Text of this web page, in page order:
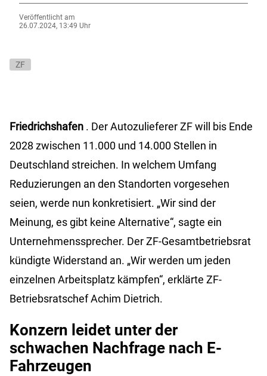
Veröffentlicht am
26.07.2024, 13:49 Uhr
ZF
Friedrichshafen . Der Autozulieferer ZF will bis Ende
2028 zwischen 11.000 und 14.000 Stellen in
Deutschland streichen. In welchem Umfang
Reduzierungen an den Standorten vorgesehen
seien, werde nun konkretisiert. „Wir sind der
Meinung, es gibt keine Alternative“, sagte ein
Unternehmenssprecher. Der ZF-Gesamtbetriebsrat
kündigte Widerstand an. „Wir werden um jeden
einzelnen Arbeitsplatz kämpfen“, erklärte ZF-
Betriebsratschef Achim Dietrich.
Konzern leidet unter der
schwachen Nachfrage nach E-
Fahrzeugen